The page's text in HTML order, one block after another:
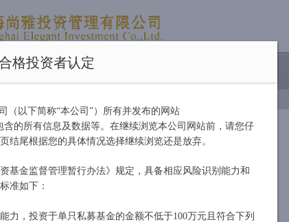
格投资者认定
（以下简称“本公司”）所有并发布的网站
含的所有信息及数据等。在继续浏览本公司网站前，请您仔
结尾根据您的具体情况选择继续浏览还是放弃。
基金监督管理暂行办法》规定，具备相应风险识别能力和
准如下：
力，投资于单只私募基金的金额不低于100万元且符合下列
新闻中心
投资基金成立公告